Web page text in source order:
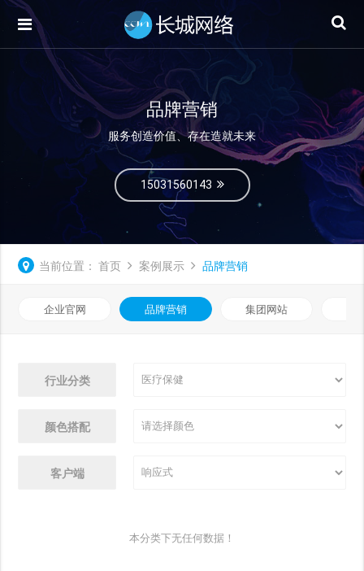
品牌营销
服务创造价值、存在造就未来
15031560143
当前位置： 首页 案例展示 品牌营销
企业官网 品牌营销 集团网站
行业分类
颜色搭配
客户端
本分类下无任何数据！